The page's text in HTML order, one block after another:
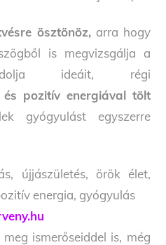
ösztönöz,arra hogy
is megvizsgálja a
ideáit, régi
és pozitív energiával tölt
egyszerre
újjászületés, örök élet,
energia, gyógyulás
ismerőseiddel is, még